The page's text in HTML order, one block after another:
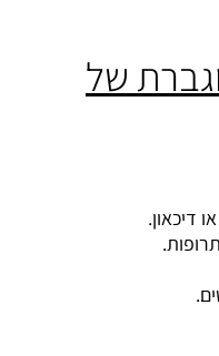
של
דיכאון.